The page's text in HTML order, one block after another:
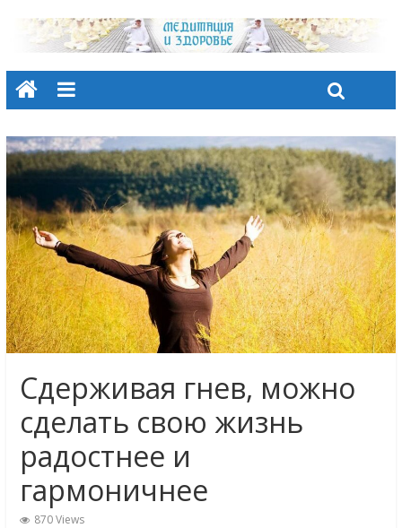
Сдерживая гнев, можно
сделать свою жизнь
радостнее и
гармоничнее
870 Views